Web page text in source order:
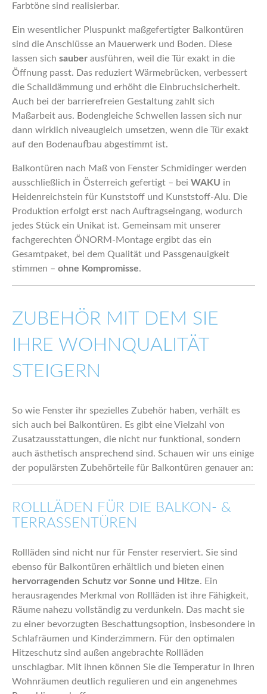
Farbtöne sind realisierbar.
Ein wesentlicher Pluspunkt maßgefertigter Balkontüren
sind die Anschlüsse an Mauerwerk und Boden. Diese
lassen sich sauber ausführen, weil die Tür exakt in die
Öffnung passt. Das reduziert Wärmebrücken, verbessert
die Schalldämmung und erhöht die Einbruchsicherheit.
Auch bei der barrierefreien Gestaltung zahlt sich
Maßarbeit aus. Bodengleiche Schwellen lassen sich nur
dann wirklich niveaugleich umsetzen, wenn die Tür exakt
auf den Bodenaufbau abgestimmt ist.
Balkontüren nach Maß von Fenster Schmidinger werden
ausschließlich in Österreich gefertigt – bei WAKU in
Heidenreichstein für Kunststoff und Kunststoff-Alu. Die
Produktion erfolgt erst nach Auftragseingang, wodurch
jedes Stück ein Unikat ist. Gemeinsam mit unserer
fachgerechten ÖNORM-Montage ergibt das ein
Gesamtpaket, bei dem Qualität und Passgenauigkeit
stimmen – ohne Kompromisse.
ZUBEHÖR MIT DEM SIE
IHRE WOHNQUALITÄT
STEIGERN
So wie Fenster ihr spezielles Zubehör haben, verhält es
sich auch bei Balkontüren. Es gibt eine Vielzahl von
Zusatzausstattungen, die nicht nur funktional, sondern
auch ästhetisch ansprechend sind. Schauen wir uns einige
der populärsten Zubehörteile für Balkontüren genauer an:
ROLLLÄDEN FÜR DIE BALKON- &
TERRASSENTÜREN
Rollläden sind nicht nur für Fenster reserviert. Sie sind
ebenso für Balkontüren erhältlich und bieten einen
hervorragenden Schutz vor Sonne und Hitze. Ein
herausragendes Merkmal von Rollläden ist ihre Fähigkeit,
Räume nahezu vollständig zu verdunkeln. Das macht sie
zu einer bevorzugten Beschattungsoption, insbesondere in
Schlafräumen und Kinderzimmern. Für den optimalen
Hitzeschutz sind außen angebrachte Rollläden
unschlagbar. Mit ihnen können Sie die Temperatur in Ihren
Wohnräumen deutlich regulieren und ein angenehmes